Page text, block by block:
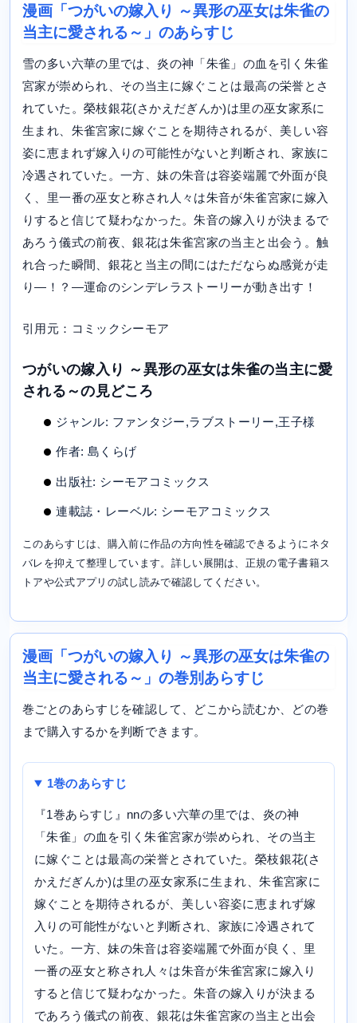
漫画「つがいの嫁入り ～異形の巫女は朱雀の
当主に愛される～」のあらすじ
雪の多い六華の里では、炎の神「朱雀」の血を引く朱雀
宮家が崇められ、その当主に嫁ぐことは最高の栄誉とさ
れていた。榮枝銀花(さかえだぎんか)は里の巫女家系に
生まれ、朱雀宮家に嫁ぐことを期待されるが、美しい容
姿に恵まれず嫁入りの可能性がないと判断され、家族に
冷遇されていた。一方、妹の朱音は容姿端麗で外面が良
く、里一番の巫女と称され人々は朱音が朱雀宮家に嫁入
りすると信じて疑わなかった。朱音の嫁入りが決まるで
あろう儀式の前夜、銀花は朱雀宮家の当主と出会う。触
れ合った瞬間、銀花と当主の間にはただならぬ感覚が走
り―！？―運命のシンデレラストーリーが動き出す！
引用元：コミックシーモア
つがいの嫁入り ～異形の巫女は朱雀の当主に愛
される～の見どころ
ジャンル: ファンタジー,ラブストーリー,王子様
作者: 島くらげ
出版社: シーモアコミックス
連載誌・レーベル: シーモアコミックス
このあらすじは、購入前に作品の方向性を確認できるようにネタ
バレを抑えて整理しています。詳しい展開は、正規の電子書籍ス
トアや公式アプリの試し読みで確認してください。
漫画「つがいの嫁入り ～異形の巫女は朱雀の
当主に愛される～」の巻別あらすじ
巻ごとのあらすじを確認して、どこから読むか、どの巻
まで購入するかを判断できます。
1巻のあらすじ
『1巻あらすじ』nnの多い六華の里では、炎の神
「朱雀」の血を引く朱雀宮家が崇められ、その当主
に嫁ぐことは最高の栄誉とされていた。榮枝銀花(さ
かえだぎんか)は里の巫女家系に生まれ、朱雀宮家に
嫁ぐことを期待されるが、美しい容姿に恵まれず嫁
入りの可能性がないと判断され、家族に冷遇されて
いた。一方、妹の朱音は容姿端麗で外面が良く、里
一番の巫女と称され人々は朱音が朱雀宮家に嫁入り
すると信じて疑わなかった。朱音の嫁入りが決まる
であろう儀式の前夜、銀花は朱雀宮家の当主と出会